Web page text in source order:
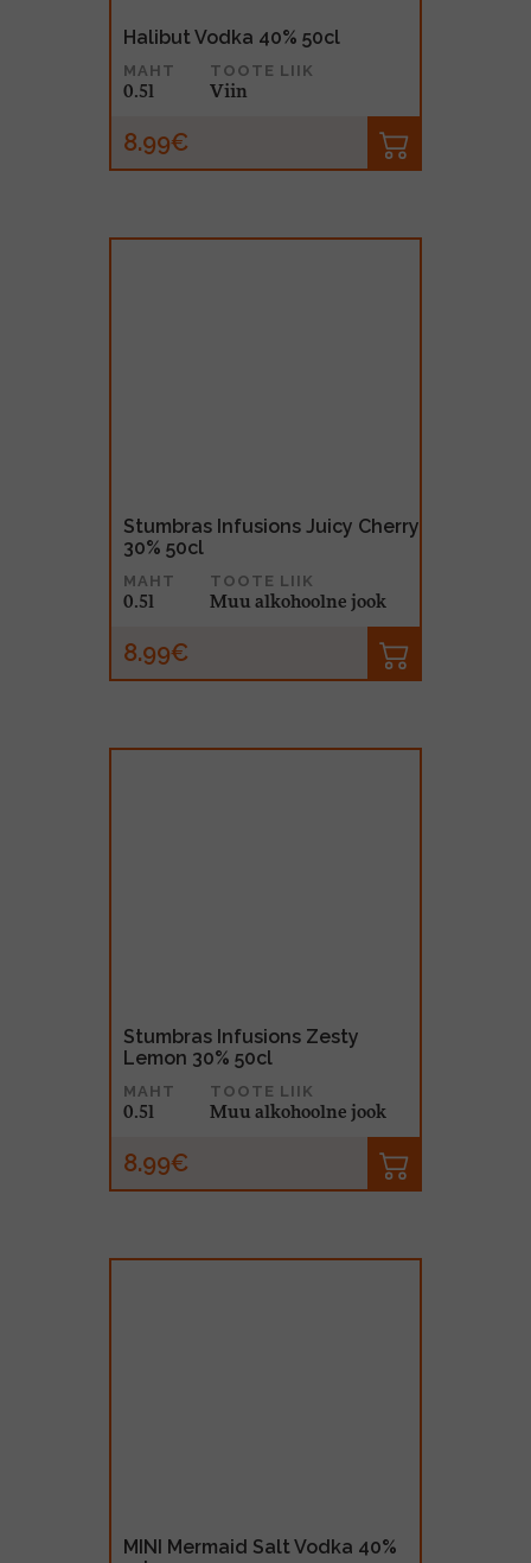
Halibut Vodka 40% 50cl
MAHT
0.5l
TOOTE LIIK
Viin
8.99€
Stumbras Infusions Juicy Cherry
30% 50cl
MAHT
0.5l
TOOTE LIIK
Muu alkohoolne jook
8.99€
Stumbras Infusions Zesty
Lemon 30% 50cl
MAHT
0.5l
TOOTE LIIK
Muu alkohoolne jook
8.99€
MINI Mermaid Salt Vodka 40%